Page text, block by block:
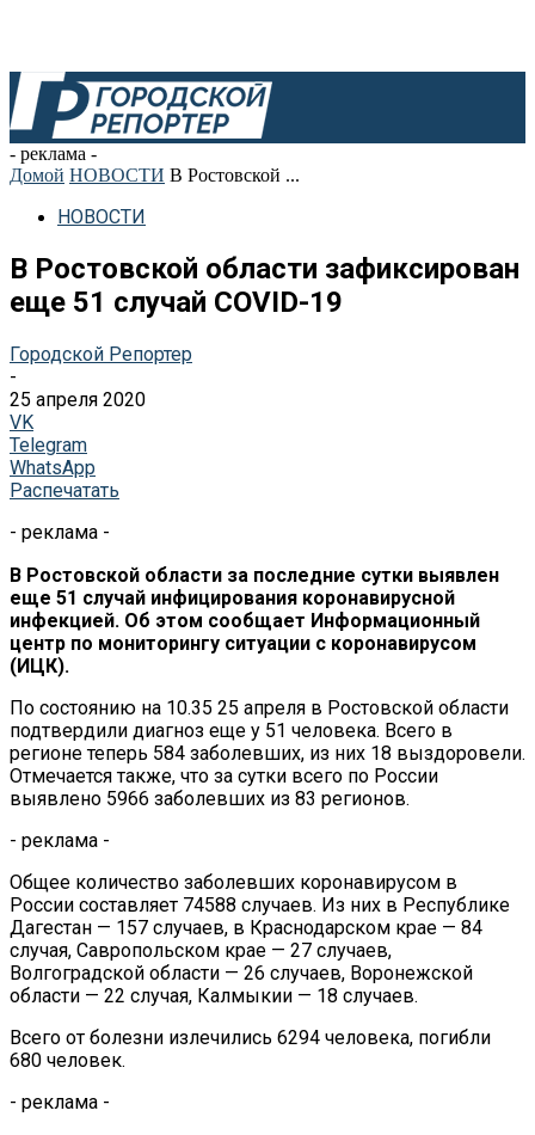
- реклама -
Домой НОВОСТИ В Ростовской ...
НОВОСТИ
В Ростовской области зафиксирован
еще 51 случай COVID-19
Городской Репортер
-
25 апреля 2020
VK
Telegram
WhatsApp
Распечатать
- реклама -
В Ростовской области за последние сутки выявлен
еще 51 случай инфицирования коронавирусной
инфекцией. Об этом сообщает Информационный
центр по мониторингу ситуации с коронавирусом
(ИЦК).
По состоянию на 10.35 25 апреля в Ростовской области
подтвердили диагноз еще у 51 человека. Всего в
регионе теперь 584 заболевших, из них 18 выздоровели.
Отмечается также, что за сутки всего по России
выявлено 5966 заболевших из 83 регионов.
- реклама -
Общее количество заболевших коронавирусом в
России составляет 74588 случаев. Из них в Республике
Дагестан — 157 случаев, в Краснодарском крае — 84
случая, Савропольском крае — 27 случаев,
Волгоградской области — 26 случаев, Воронежской
области — 22 случая, Калмыкии — 18 случаев.
Всего от болезни излечились 6294 человека, погибли
680 человек.
- реклама -